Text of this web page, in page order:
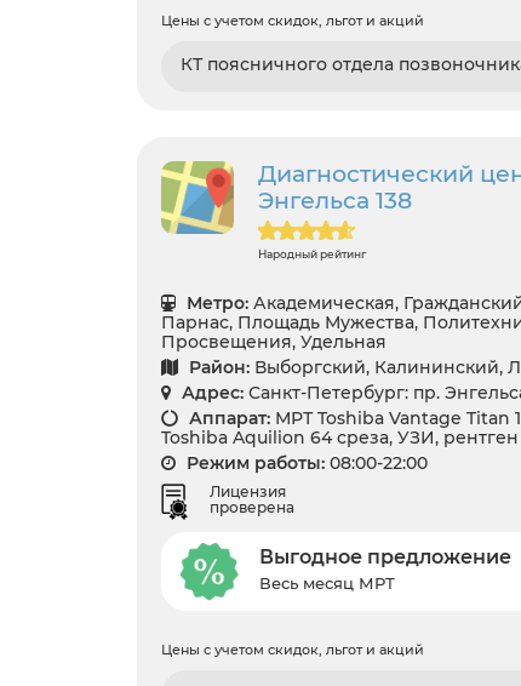
Цены с учетом скидок, льгот и акций
КТ поясничного отдела
Диагностический
Энгельса 138
Народный рейтинг
Метро: Академическая,
Парнас, Площадь Мужества,
Просвещения, Удельная
Район: Выборгский, Калининский,
Адрес: Санкт-Петербург: пр.
Аппарат: МРТ Toshiba Vantage Titan
Toshiba Aquilion 64 среза, УЗИ, рентген
Режим работы: 08:00-22:00
Лицензия
проверена
Выгодное предложение
Весь месяц МРТ
Цены с учетом скидок, льгот и акций